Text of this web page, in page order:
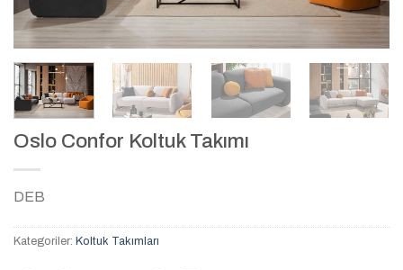
Oslo Confor Koltuk Takımı
DEB
Kategoriler: Koltuk Takımları